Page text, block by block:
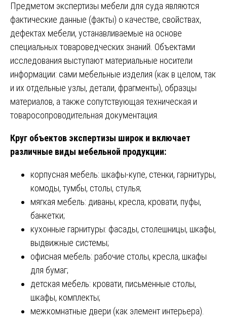
Предметом экспертизы мебели для суда являются
фактические данные (факты) о качестве, свойствах,
дефектах мебели, устанавливаемые на основе
специальных товароведческих знаний. Объектами
исследования выступают материальные носители
информации: сами мебельные изделия (как в целом, так
и их отдельные узлы, детали, фрагменты), образцы
материалов, а также сопутствующая техническая и
товаросопроводительная документация.
Круг объектов экспертизы широк и включает
различные виды мебельной продукции:
корпусная мебель: шкафы-купе, стенки, гарнитуры,
комоды, тумбы, столы, стулья;
мягкая мебель: диваны, кресла, кровати, пуфы,
банкетки;
кухонные гарнитуры: фасады, столешницы, шкафы,
выдвижные системы;
офисная мебель: рабочие столы, кресла, шкафы
для бумаг;
детская мебель: кровати, письменные столы,
шкафы, комплекты;
межкомнатные двери (как элемент интерьера).